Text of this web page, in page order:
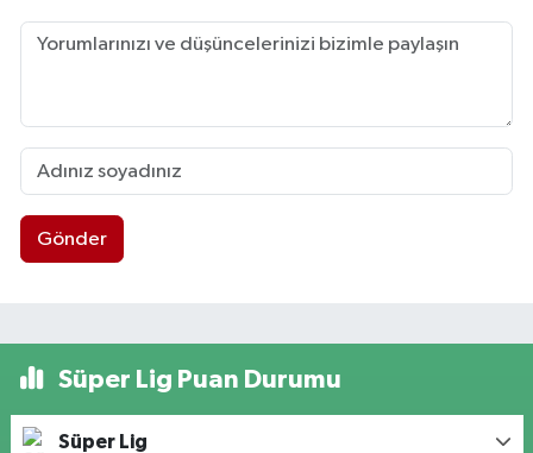
Gönder
Süper Lig Puan Durumu
Süper Lig